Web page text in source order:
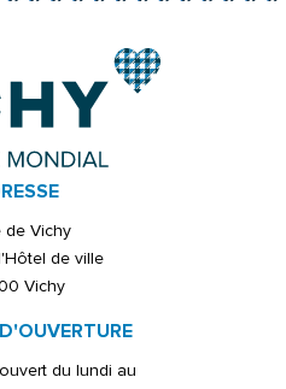
de Vichy
de ville
Vichy
du lundi au